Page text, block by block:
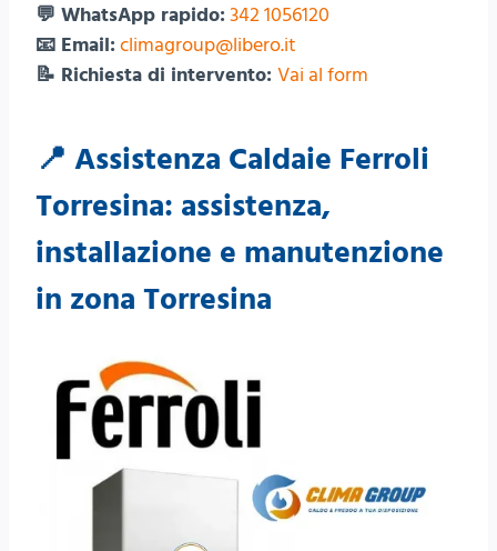
💬 WhatsApp rapido: 342 1056120
📧 Email: climagroup@libero.it
📝 Richiesta di intervento: Vai al form
📍 Assistenza Caldaie Ferroli
Torresina: assistenza,
installazione e manutenzione
in zona Torresina